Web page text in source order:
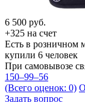
6 500 руб.
+325 на счет
Есть в розничном
купили 6 человек
При самовывозе
150–99–56
(Всего оценок: 0)
Задать вопрос